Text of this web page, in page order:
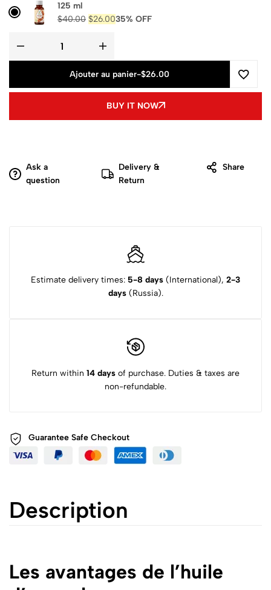
Amêndoa (Portugais) et almendra (espagnol).
utilisées :
NoixMéthode d'extraction :
Apparence : Léger à jaune pâle
125 ml
$40.00 $26.0035% OFF
Ajouter au panier-$26.00
BUY IT NOW
Ask a
question
Delivery &
Return
Share
Estimate delivery times: 5-8 days (International), 2-3
days(Russia).
Return within 14 days of purchase. Duties & taxes are
non-refundable.
Guarantee Safe Checkout
Description
Les avantages de l’huile